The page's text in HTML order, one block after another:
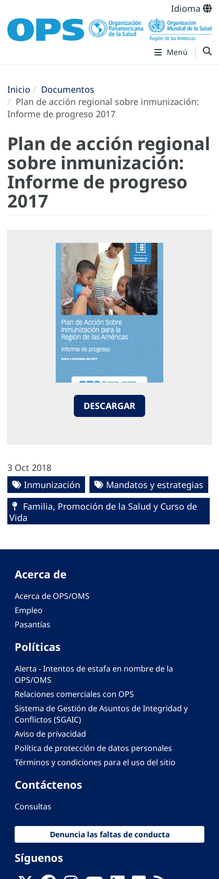
Idioma
Menú
Inicio
Documentos
Plan de acción regional sobre inmunización:
Informe de progreso 2017
Plan de acción regional
sobre inmunización:
Informe de progreso
2017
DESCARGAR
3 Oct 2018
Inmunización
Mandatos y estrategias
Familia, Promoción de la Salud y Curso de
Vida
Acerca de
Acerca de OPS/OMS
Empleo
Pasantías
Políticas
Alerta - Intentos de estafa en nombre de la
OPS/OMS
Relaciones comerciales con OPS
Sistema de Gestión de Asuntos de Integridad y
Conflictos (SGAIC)
Aviso de privacidad
Política de protección de datos personales
Términos y condiciones para el uso del sitio
Contáctenos
Consultas
Denuncia las faltas de conducta
Síguenos